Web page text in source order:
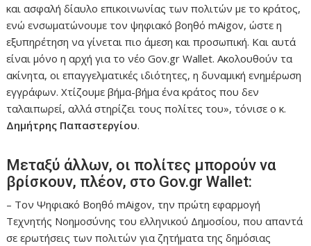
και ασφαλή δίαυλο επικοινωνίας των πολιτών με το κράτος,
ενώ ενσωματώνουμε τον ψηφιακό βοηθό mAigov, ώστε η
εξυπηρέτηση να γίνεται πιο άμεση και προσωπική. Και αυτά
είναι μόνο η αρχή για το νέο Gov.gr Wallet. Ακολουθούν τα
ακίνητα, οι επαγγελματικές ιδιότητες, η δυναμική ενημέρωση
εγγράφων. Χτίζουμε βήμα-βήμα ένα κράτος που δεν
ταλαιπωρεί, αλλά στηρίζει τους πολίτες του», τόνισε ο κ.
Δημήτρης Παπαστεργίου.
Μεταξύ άλλων, οι πολίτες μπορούν να
βρίσκουν, πλέον, στο Gov.gr Wallet:
– Τον Ψηφιακό Βοηθό mAigov, την πρώτη εφαρμογή
Τεχνητής Νοημοσύνης του ελληνικού Δημοσίου, που απαντά
σε ερωτήσεις των πολιτών για ζητήματα της δημόσιας